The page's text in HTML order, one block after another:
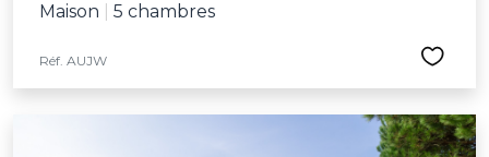
Maison 5 chambres
Réf. AUJW